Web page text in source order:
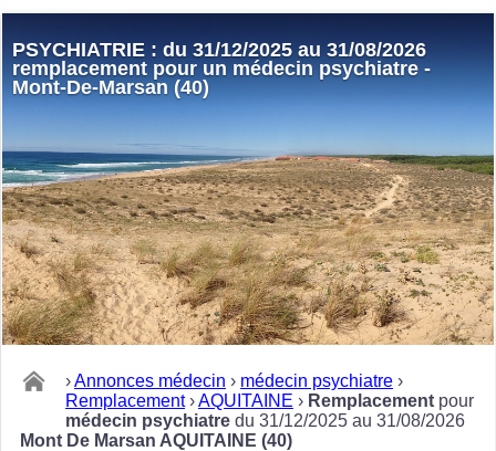
PSYCHIATRIE : du 31/12/2025 au 31/08/2026
remplacement pour un médecin psychiatre -
Mont-De-Marsan (40)
›Annonces médecin › médecin psychiatre ›
Remplacement ›AQUITAINE › Remplacement pour
médecin psychiatre du 31/12/2025 au 31/08/2026
Mont De Marsan AQUITAINE (40)